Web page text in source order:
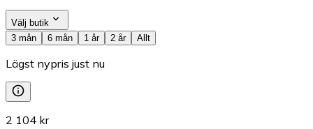
Välj butik
3 mån
6 mån 1 år 2 år Allt
Lägst nypris just nu
2 104 kr